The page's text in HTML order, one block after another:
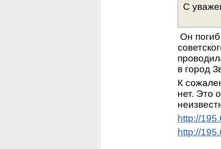
С
Он
в город
К
нет. Это
http://
http://